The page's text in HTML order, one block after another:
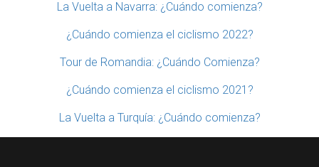
La Vuelta a Navarra: ¿Cuándo comienza?
¿Cuándo comienza el ciclismo 2022?
Tour de Romandia: ¿Cuándo Comienza?
¿Cuándo comienza el ciclismo 2021?
La Vuelta a Turquía: ¿Cuándo comienza?